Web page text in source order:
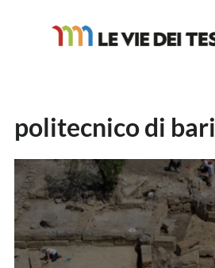
politecnico di bari